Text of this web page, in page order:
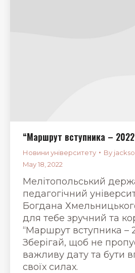
“Маршрут вступника –
Новини університету By
May 18, 2022
Мелітопольський
педагогічний
Богдана
для тебе зручний та
“Маршрут вступника –
Зберігай, щоб не
важливу дату та бути
своїх силах.